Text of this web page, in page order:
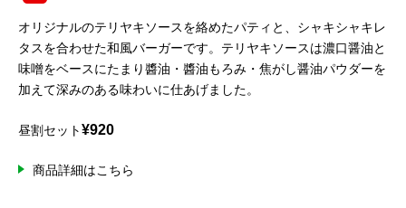
オリジナルのテリヤキソースを絡めたパティと、シャキシャキレ
タスを合わせた和風バーガーです。テリヤキソースは濃口醤油と
味噌をベースにたまり醬油・醬油もろみ・焦がし醤油パウダーを
加えて深みのある味わいに仕あげました。
昼割セット¥920
商品詳細はこちら